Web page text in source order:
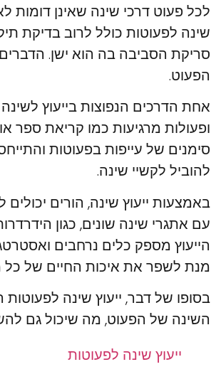
לכל פעוט דרכי שינה שאינן דומות
שינה לפעוטות כולל לרוב בדיקת
סריקת הסביבה בה הוא ישן.
הפעוט.
אחת הדרכים הנפוצות בייעוץ
ופעולות מרגיעות כמו קריאת ספר
סימנים של עייפות בפעוטות
להוביל לקשיי שינה.
באמצעות ייעוץ שינה, הורים
עם אתגרי שינה שונים, כגון
הייעוץ מספק כלים נרחבים
מנת לשפר את איכות החיים של
בסופו של דבר, ייעוץ שינה
השינה של הפעוט, מה שיכול גם
ייעוץ שינה לפעוטות